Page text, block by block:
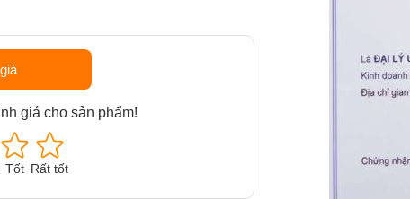
giá cho sản phẩm!
Tốt Rất tốt